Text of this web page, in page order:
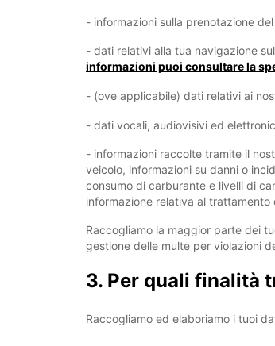
- informazioni sulla prenotazione
- dati relativi alla tua navigazione
informazioni puoi consultare la
- (ove applicabile) dati relativi ai
- dati vocali, audiovisivi ed
- informazioni raccolte tramite il
veicolo, informazioni su danni o
consumo di carburante e livelli di
informazione relativa al
Raccogliamo la maggior parte dei
gestione delle multe per violazioni
3. Per quali finalità
Raccogliamo ed elaboriamo i tuoi